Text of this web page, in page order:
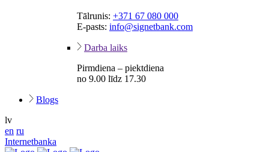
Tālrunis: +371 67 080 000
E-pasts: info@signetbank.com
Darba laiks
Pirmdiena – piektdiena
no 9.00 līdz 17.30
Blogs
lv
en ru
Internetbanka